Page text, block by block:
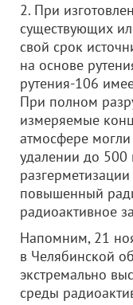
2. При
существующих
свой срок
на основе
рутения-106
При полном
измеряемые
атмосфере
удалении до 500
повышенный
радиоактивное
Напомним, 21
в Челябинской
экстремально
среды